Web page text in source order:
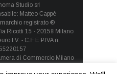
Studio srl
Matteo Cappè
registrato ®
Ricotti 15 - 20158 Milano
I.V. - C.F E P.IVA n.
di Commercio Milano